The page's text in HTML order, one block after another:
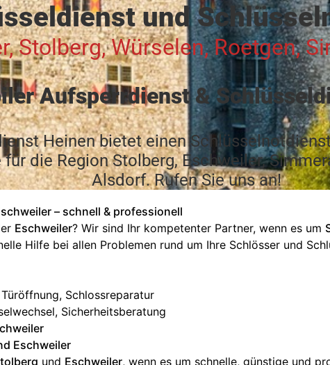
und
Stolberg, Würselen, Roetgen,
Aufsperrdienst &
Heinen bietet einen
die Region Stolberg, Eschweiler,
Alsdorf. Rufen Sieuns an!
– schnell & professionell
Eschweiler? Wir sind Ihr kompetenter Partner, wenn es um
Hilfe bei allen Problemen rund um Ihre Schlösser und
Schlossreparatur
Sicherheitsberatung
Eschweiler
und Eschweiler, wenn es um schnelle, günstige und